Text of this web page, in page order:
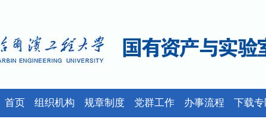
首页 组织机构 规章制度 党群工作 办事流程 下载